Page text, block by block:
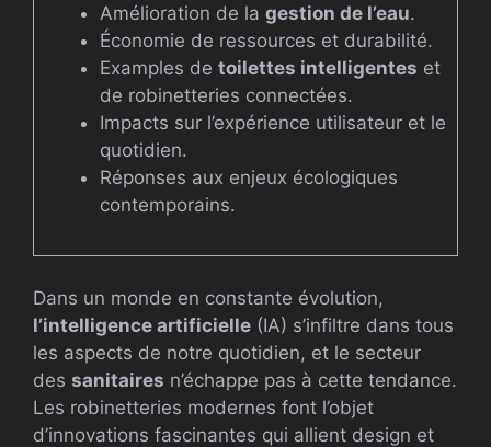
Amélioration de la gestion de l’eau.
Économie de ressources et durabilité.
Examples de toilettes intelligentes et
de robinetteries connectées.
Impacts sur l’expérience utilisateur et le
quotidien.
Réponses aux enjeux écologiques
contemporains.
Dans un monde en constante évolution,
l’intelligence artificielle (IA) s’infiltre dans tous
les aspects de notre quotidien, et le secteur
des sanitaires n’échappe pas à cette tendance.
Les robinetteries modernes font l’objet
d’innovations fascinantes qui allient design et